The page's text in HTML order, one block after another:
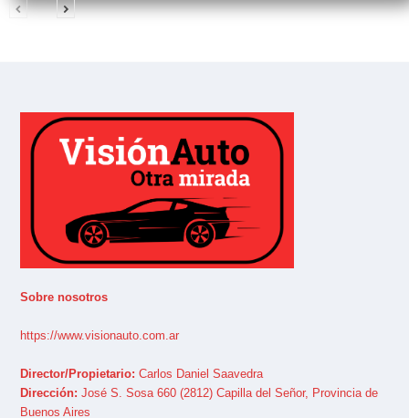
Sobre nosotros
https://www.visionauto.com.ar
Director/Propietario: Carlos Daniel Saavedra
Dirección: José S. Sosa 660 (2812) Capilla del Señor, Provincia de
Buenos Aires